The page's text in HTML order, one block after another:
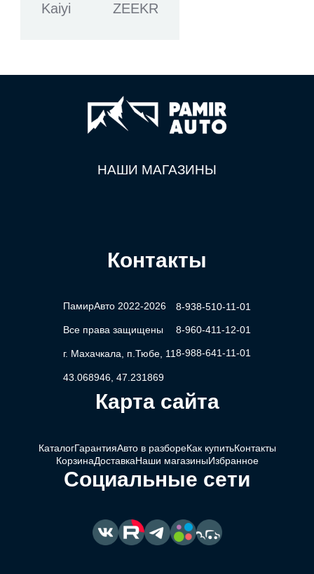
Kaiyi ZEEKR
НАШИ МАГАЗИНЫ
Контакты
ПамирАвто 2022-2026
Все права защищены
г. Махачкала, п.Тюбе, 11
43.068946, 47.231869
8-938-510-11-01
8-960-411-12-01
8-988-641-11-01
Карта сайта
КаталогГарантияАвто в разбореКак купитьКонтакты
КорзинаДоставкаНаши магазиныИзбранное
Социальные сети